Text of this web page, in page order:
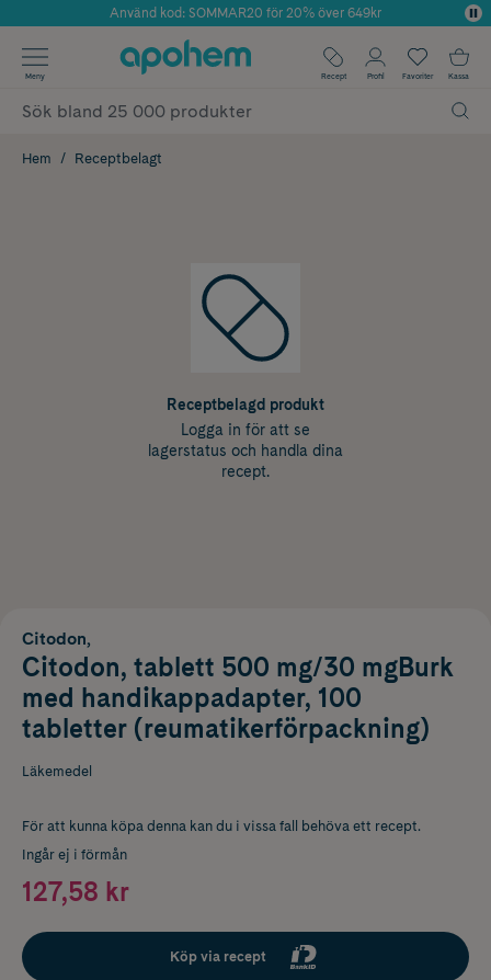
Årets Butik 2025 inom Skönhet
Använd kod: SOMMAR20 för 20% över 649kr
✓ Fri frakt
✓ Poäng på alla köp*
Meny Recept Profil Favoriter Kassa
Hem Receptbelagt
Receptbelagd produkt
Logga in för att se
lagerstatus och handla dina
recept.
Citodon,
Citodon, tablett 500 mg/30 mgBurk
med handikappadapter, 100
tabletter (reumatikerförpackning)
Läkemedel
För att kunna köpa denna kan du i vissa fall behöva ett recept.
Ingår ej i förmån
127,58 kr
Köp via recept